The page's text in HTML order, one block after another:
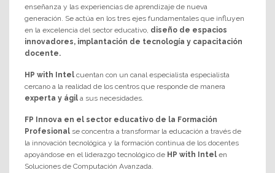
enseñanza y las experiencias de aprendizaje de nueva
generación.​ Se actúa en los tres ejes fundamentales que influyen
en la excelencia del sector educativo, diseño de espacios
innovadores, implantación de tecnología y capacitación
docente.
HP with Intelcuentan con un canal especialista especialista
cercano a la realidad de los centros que responde de manera
experta y ágil a sus necesidades.
FP Innova en el sector educativo de la Formación
Profesional se concentra a transformar la educación a través de
la innovación tecnológica y la formación continua de los docentes
apoyándose en el liderazgo tecnológico de HP with Intel en
Soluciones de Computación Avanzada.